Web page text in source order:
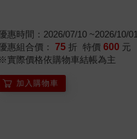
惠時間：2026/07/10 ~2026/10/01
惠組合價： 75 折 特價 600 元
※實際價格依購物車結帳為主
加入購物車